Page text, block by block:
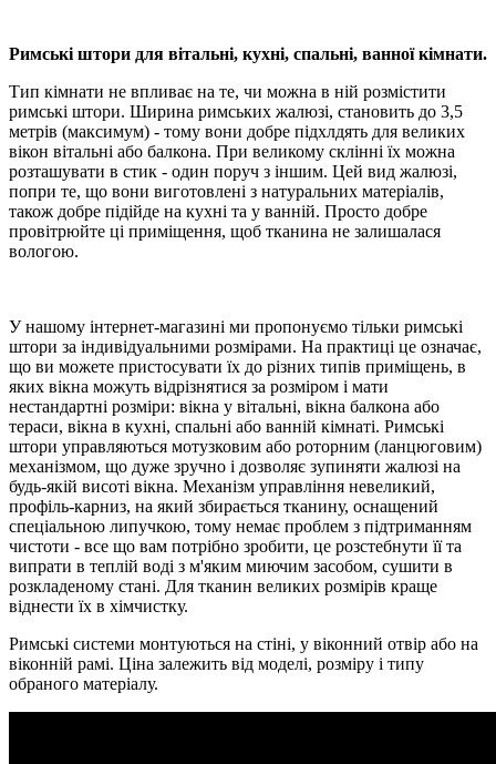
Римські штори для вітальні, кухні, спальні, ванної кімнати.
Тип кімнати не впливає на те, чи можна в ній розмістити
римські штори. Ширина римських жалюзі, становить до 3,5
метрів (максимум) - тому вони добре підхлдять для великих
вікон вітальні або балкона. При великому склінні їх можна
розташувати в стик - один поруч з іншим. Цей вид жалюзі,
попри те, що вони виготовлені з натуральних матеріалів,
також добре підійде на кухні та у ванній. Просто добре
провітрюйте ці приміщення, щоб тканина не залишалася
вологою.
У нашому інтернет-магазині ми пропонуємо тільки римські
штори за індивідуальними розмірами. На практиці це означає,
що ви можете пристосувати їх до різних типів приміщень, в
яких вікна можуть відрізнятися за розміром і мати
нестандартні розміри: вікна у вітальні, вікна балкона або
тераси, вікна в кухні, спальні або ванній кімнаті. Римські
штори управляються мотузковим або роторним (ланцюговим)
механізмом, що дуже зручно і дозволяє зупиняти жалюзі на
будь-якій висоті вікна. Механізм управління невеликий,
профіль-карниз, на який збирається тканину, оснащений
спеціальною липучкою, тому немає проблем з підтриманням
чистоти - все що вам потрібно зробити, це розстебнути її та
випрати в теплій воді з м'яким миючим засобом, сушити в
розкладеному стані. Для тканин великих розмірів краще
віднести їх в хімчистку.
Римські системи монтуються на стіні, у віконний отвір або на
віконній рамі. Ціна залежить від моделі, розміру і типу
обраного матеріалу.